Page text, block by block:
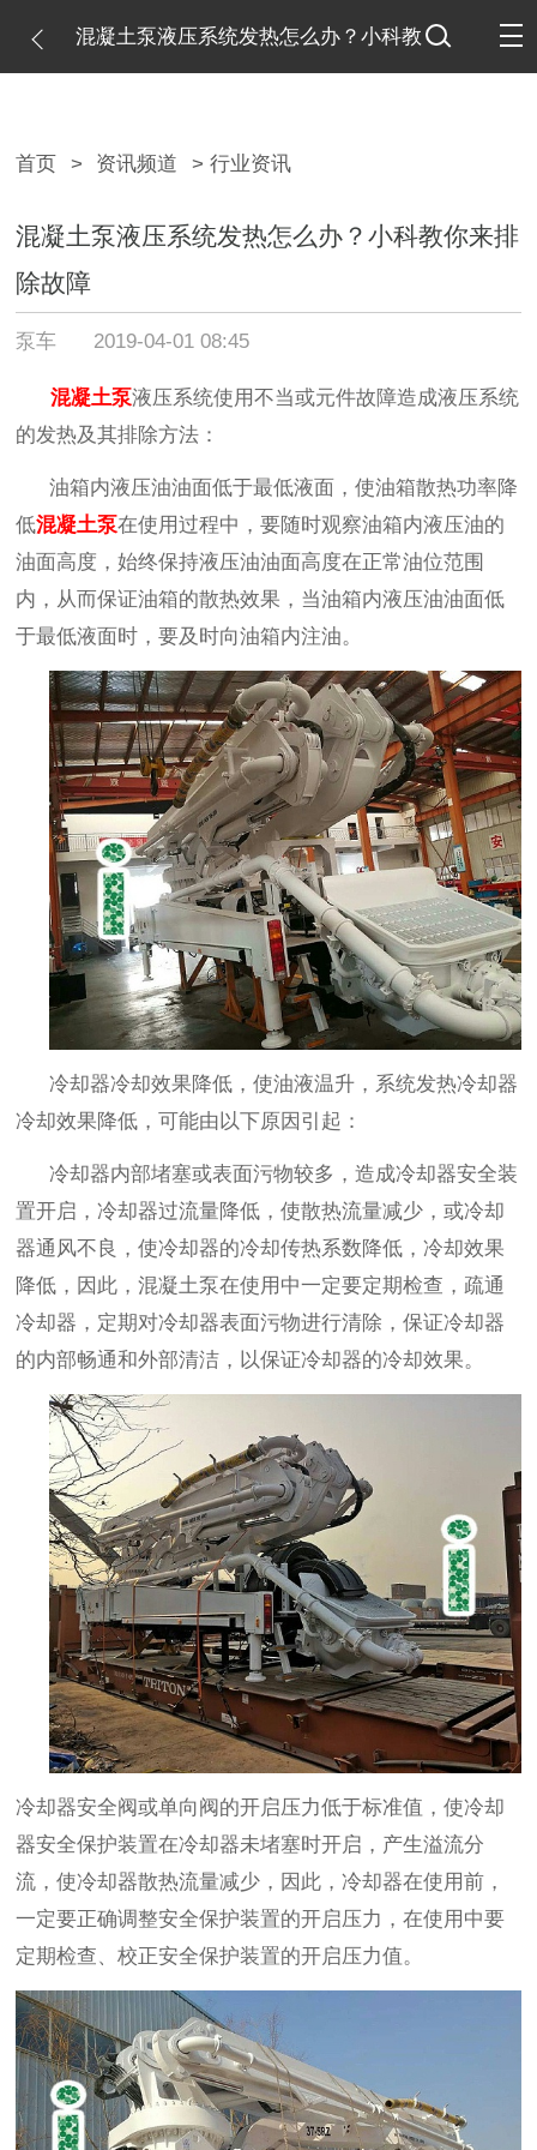
混凝土泵液压系统发热怎么办？小科教
首页 > 资讯频道 > 行业资讯
混凝土泵液压系统发热怎么办？小科教你来排
除故障
泵车 2019-04-01 08:45
混凝土泵液压系统使用不当或元件故障造成液压系统
的发热及其排除方法：
油箱内液压油油面低于最低液面，使油箱散热功率降
低混凝土泵在使用过程中，要随时观察油箱内液压油的
油面高度，始终保持液压油油面高度在正常油位范围
内，从而保证油箱的散热效果，当油箱内液压油油面低
于最低液面时，要及时向油箱内注油。
冷却器冷却效果降低，使油液温升，系统发热冷却器
冷却效果降低，可能由以下原因引起：
冷却器内部堵塞或表面污物较多，造成冷却器安全装
置开启，冷却器过流量降低，使散热流量减少，或冷却
器通风不良，使冷却器的冷却传热系数降低，冷却效果
降低，因此，混凝土泵在使用中一定要定期检查，疏通
冷却器，定期对冷却器表面污物进行清除，保证冷却器
的内部畅通和外部清洁，以保证冷却器的冷却效果。
冷却器安全阀或单向阀的开启压力低于标准值，使冷却
器安全保护装置在冷却器未堵塞时开启，产生溢流分
流，使冷却器散热流量减少，因此，冷却器在使用前，
一定要正确调整安全保护装置的开启压力，在使用中要
定期检查、校正安全保护装置的开启压力值。